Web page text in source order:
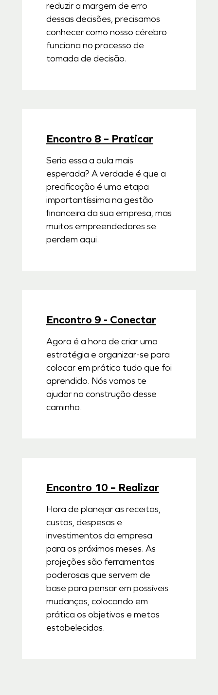
reduzir a margem de erro
dessas decisões, precisamos
conhecer como nosso cérebro
funciona no processo de
tomada de decisão.
Encontro 8 – Praticar
Seria essa a aula mais
esperada? A verdade é que a
precificação é uma etapa
importantíssima na gestão
financeira da sua empresa, mas
muitos empreendedores se
perdem aqui.
Encontro 9 - Conectar
Agora é a hora de criar uma
estratégia e organizar-se para
colocar em prática tudo que foi
aprendido. Nós vamos te
ajudar na construção desse
caminho.
Encontro 10 – Realizar
Hora de planejar as receitas,
custos, despesas e
investimentos da empresa
para os próximos meses. As
projeções são ferramentas
poderosas que servem de
base para pensar em possíveis
mudanças, colocando em
prática os objetivos e metas
estabelecidas.